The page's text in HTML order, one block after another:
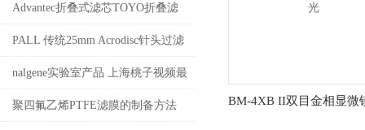
Advantec折叠式滤芯TOYO折叠滤
芯 上海桃子视频最新免费高清代理
PALL 传统25mm Acrodisc针头过滤
器 上海桃子视频最新免费高清科学
器材有限公司
nalgene实验室产品 上海桃子视频最
新免费高清代理
聚四氟乙烯PTFE滤膜的制备方法 BM-4XB II双目金相显微